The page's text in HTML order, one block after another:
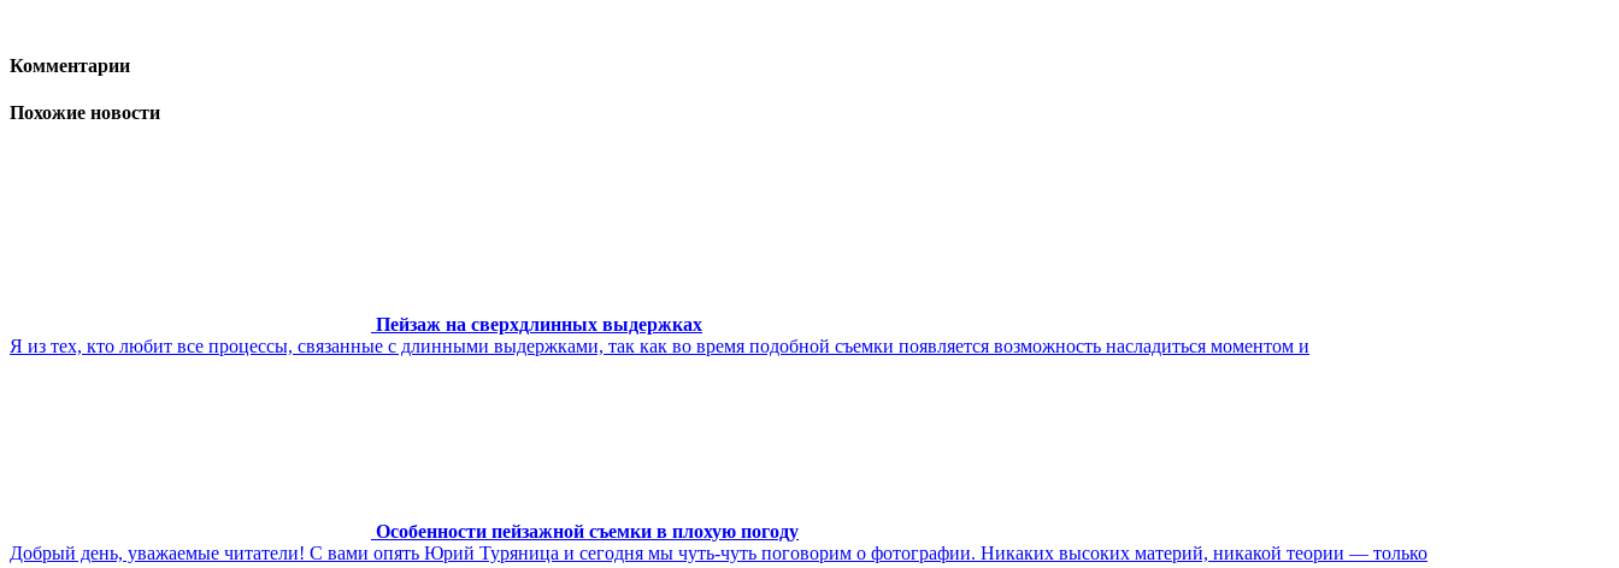
Комментарии
Похожие новости
Пейзаж на сверхдлинных выдержках
Я из тех, кто любит все процессы, связанные с длинными выдержками, так как во время подобной съемки появляется возможность насладиться моментом и
Особенности пейзажной съемки в плохую погоду
Добрый день, уважаемые читатели! С вами опять Юрий Туряница и сегодня мы чуть-чуть поговорим о фотографии. Никаких высоких материй, никакой теории — только